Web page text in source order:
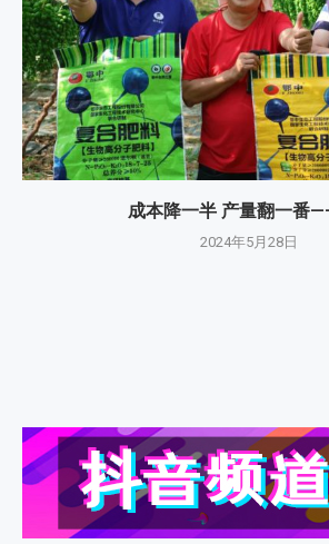
成本降一半 产量翻一番
2024年5月28日